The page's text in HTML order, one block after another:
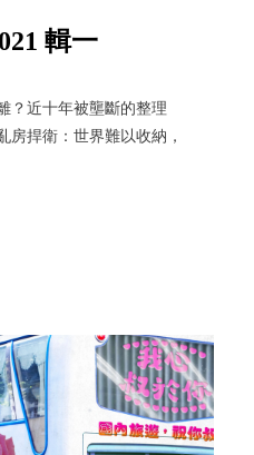
輯一
？近十年被壟斷的整理
房捍衛：世界難以收納，